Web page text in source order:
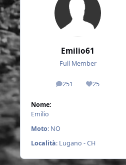
Emilio61
Full Member
251
messaggi25
Reputazione
Nome:
Emilio
Moto: NO
Località: Lugano - CH